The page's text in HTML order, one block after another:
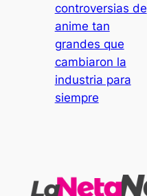
controversias de
anime tan
grandes que
cambiaron la
industria para
siempre